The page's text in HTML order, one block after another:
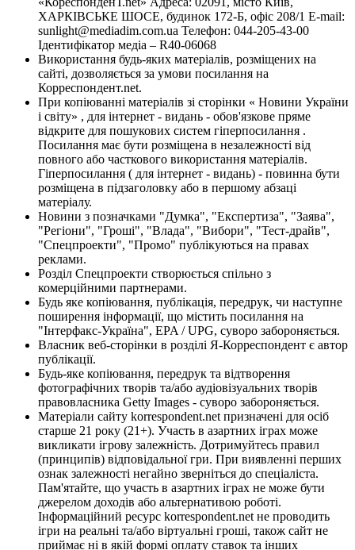
ХАРКІВСЬКЕ ШОСЕ, будинок 172-Б, офіс 208/1 E-mail:
sunlight@mediadim.com.ua Телефон: 044-205-43-00
Ідентифікатор медіа – R40-06068
Використання будь-яких матеріалів, розміщених на
сайті, дозволяється за умови посилання на
Корреспондент.net.
При копіюванні матеріалів зі сторінки « Новини України
і світу» , для інтернет - видань - обов'язкове пряме
відкрите для пошукових систем гіперпосилання .
Посилання має бути розміщена в незалежності від
повного або часткового використання матеріалів.
Гіперпосилання ( для інтернет - видань) - повинна бути
розміщена в підзаголовку або в першому абзаці
матеріалу.
Новини з позначками "Думка", "Експертиза", "Заява",
"Регіони", "Гроші", "Влада", "Вибори", "Тест-драйв",
"Спецпроекти", "Промо" публікуються на правах
реклами.
Розділ Спецпроекти створюється спільно з
комерційними партнерами.
Будь яке копіювання, публікація, передрук, чи наступне
поширення інформації, що містить посилання на
"Інтерфакс-Україна", EPA / UPG, суворо забороняється.
Власник веб-сторінки в розділі Я-Корреспондент є автор
публікації.
Будь-яке копіювання, передрук та відтворення
фотографічних творів та/або аудіовізуальних творів
правовласника Getty Images - суворо забороняється.
Матеріали сайту korrespondent.net призначені для осіб
старше 21 року (21+). Участь в азартних іграх може
викликати ігрову залежність. Дотримуйтесь правил
(принципів) відповідальної гри. При виявленні перших
ознак залежності негайно зверніться до спеціаліста.
Пам'ятайте, що участь в азартних іграх не може бути
джерелом доходів або альтернативою роботі.
Інформаційний ресурс korrespondent.net не проводить
ігри на реальні та/або віртуальні гроші, також сайт не
приймає ні в якій формі оплату ставок та інших